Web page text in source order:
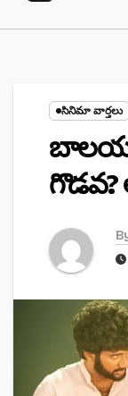
సినిమా వార్తలు
గొడవ?